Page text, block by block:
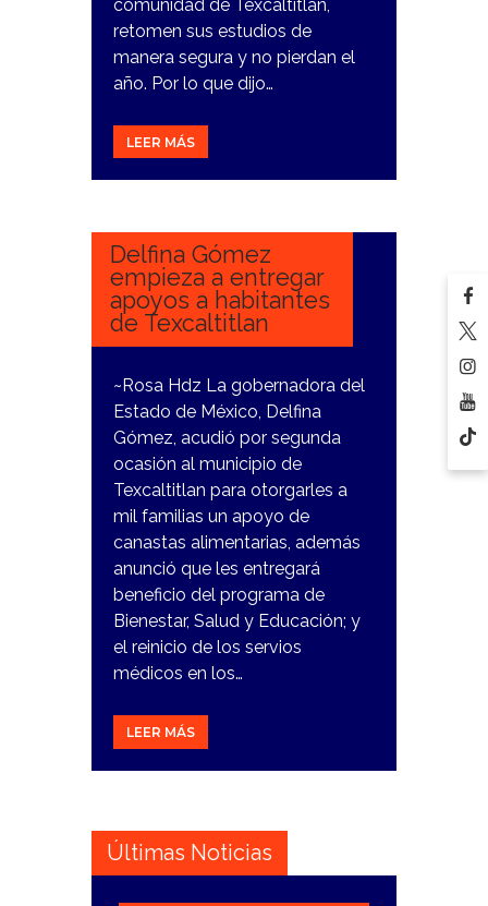
comunidad de Texcaltitlan,
retomen sus estudios de
manera segura y no pierdan el
año. Por lo que dijo…
LEER MÁS
15
Delfina Gómez
empieza a entregar
apoyos a habitantes
de Texcaltitlan
~Rosa Hdz La gobernadora del
Estado de México, Delfina
Gómez, acudió por segunda
ocasión al municipio de
Texcaltitlan para otorgarles a
mil familias un apoyo de
canastas alimentarias, además
anunció que les entregará
beneficio del programa de
Bienestar, Salud y Educación; y
el reinicio de los servios
médicos en los…
LEER MÁS
Últimas Noticias